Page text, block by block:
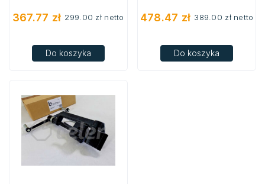
367.77 zł 299.00 zł netto
Do koszyka
478.47 zł 389.00 złnetto
Do koszyka